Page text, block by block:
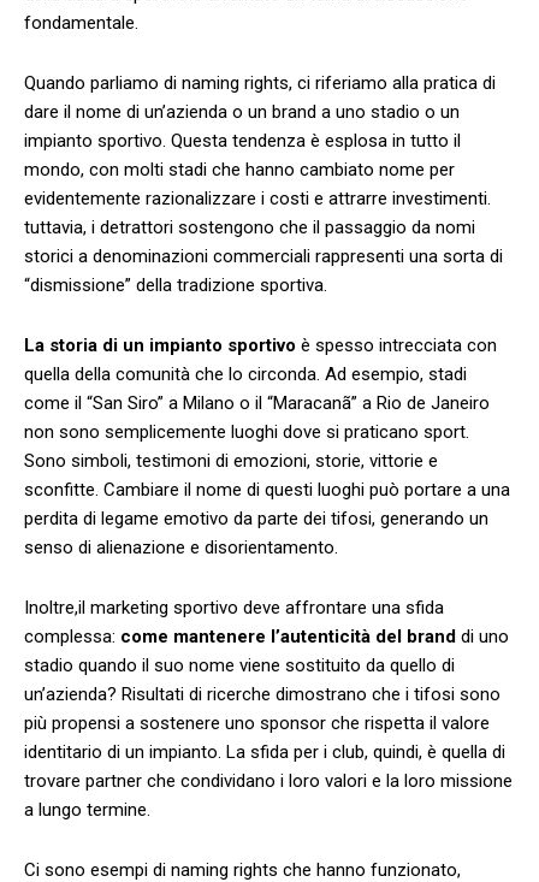
fondamentale.
Quando⁢ parliamo⁢ di naming rights, ci riferiamo alla pratica di
dare il⁤ nome di un’azienda o un ​brand a ⁢uno stadio⁤ o⁢ un
impianto ‌sportivo. Questa ​tendenza è ⁢esplosa in tutto il ​
mondo, con molti‌ stadi ​che hanno​ cambiato nome per⁤
evidentemente razionalizzare ‌i costi e​ attrarre investimenti.⁢
tuttavia, i ⁤detrattori sostengono che il passaggio da ‍nomi
storici a denominazioni commerciali rappresenti una sorta di
“dismissione” della‌ tradizione ⁣sportiva.
La ‍storia di⁤ un impianto sportivo è spesso ‍intrecciata con
quella ⁤della comunità che lo ⁢circonda. Ad esempio, stadi
come‌ il “San Siro” ​a Milano o il “Maracanã”⁢ a Rio de Janeiro
non sono semplicemente ⁤luoghi⁤ dove si‌ praticano sport.
Sono​ simboli, testimoni di ‍emozioni, ⁣storie, vittorie e
sconfitte. Cambiare il nome di questi luoghi può portare ⁤a una
perdita⁤ di legame emotivo da⁣ parte dei tifosi, generando un
senso di​ alienazione⁣ e disorientamento.
Inoltre,il marketing sportivo deve affrontare una⁣ sfida
complessa:​ come‍ mantenere l’autenticità ⁣del brand di uno
⁢stadio‍ quando‍ il suo nome viene ⁢sostituito da quello di‌
un’azienda?⁣ Risultati di ricerche dimostrano che i ⁢tifosi sono
più propensi a‍ sostenere uno sponsor che rispetta il valore
identitario di‌ un impianto. La sfida‍ per i club, quindi, è ⁣quella ‌di
trovare partner‌ che ​condividano i loro ‍valori‌ e la ‍loro ​missione‍
a lungo termine.
Ci ‌sono esempi di naming rights che hanno funzionato,